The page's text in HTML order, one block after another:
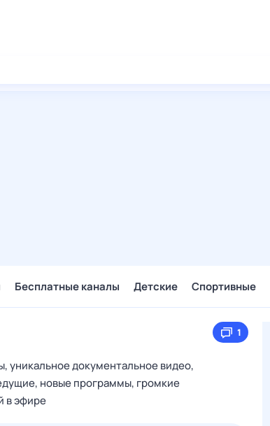
Бесплатные каналы Детские Спортивные
1
уникальное документальное видео,
новые программы, громкие
в эфире